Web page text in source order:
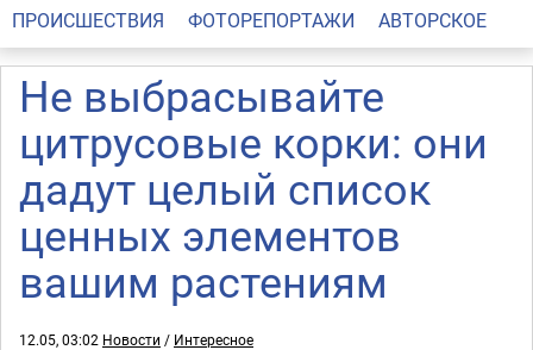
ПРОИСШЕСТВИЯ
ФОТОРЕПОРТАЖИ АВТОРСКОЕ
Не выбрасывайте
цитрусовые корки: они
дадут целый список
ценных элементов
вашим растениям
12.05, 03:02 Новости / Интересное